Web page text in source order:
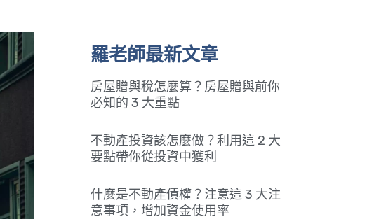
羅老師最新文章
房屋贈與稅怎麼算？房屋贈與前你
必知的 3 大重點
不動產投資該怎麼做？利用這 2 大
要點帶你從投資中獲利
什麼是不動產債權？注意這 3 大注
意事項，增加資金使用率